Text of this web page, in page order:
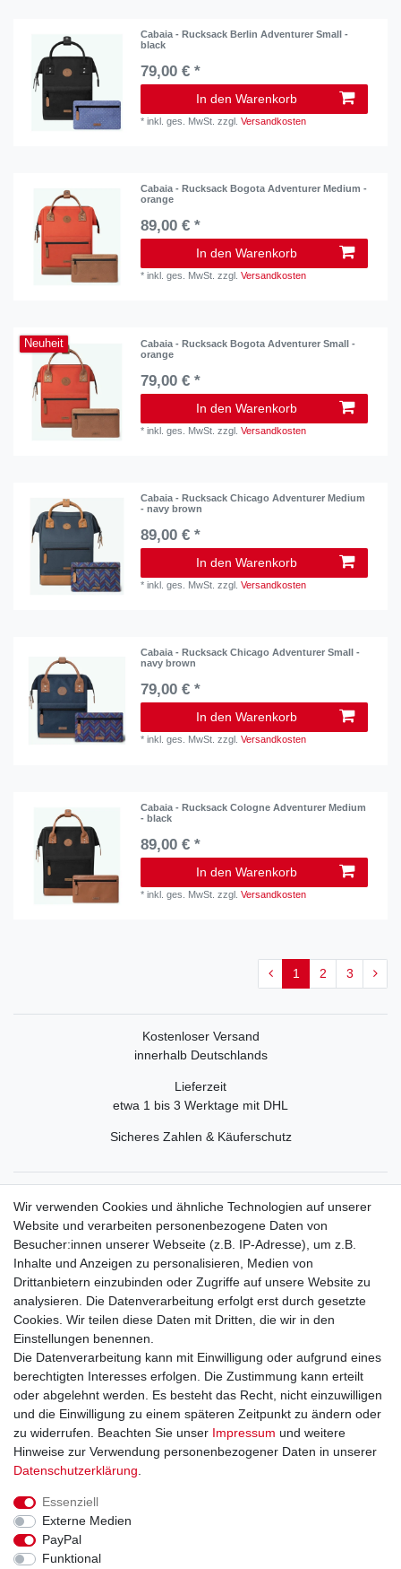
Cabaia - Rucksack Berlin Adventurer Small -
black
79,00 € *
In den Warenkorb
*inkl. ges. MwSt. zzgl.Versandkosten
Cabaia - Rucksack Bogota Adventurer Medium -
orange
89,00 € *
In den Warenkorb
*inkl. ges. MwSt. zzgl.Versandkosten
Neuheit
Cabaia - Rucksack Bogota Adventurer Small -
orange
79,00 € *
In den Warenkorb
*inkl. ges. MwSt. zzgl.Versandkosten
Cabaia - Rucksack Chicago Adventurer Medium
- navy brown
89,00 € *
In den Warenkorb
*inkl. ges. MwSt. zzgl.Versandkosten
Cabaia - Rucksack Chicago Adventurer Small -
navy brown
79,00 € *
In den Warenkorb
*inkl. ges. MwSt. zzgl.Versandkosten
Cabaia - Rucksack Cologne Adventurer Medium
- black
89,00 € *
In den Warenkorb
*inkl. ges. MwSt. zzgl.Versandkosten
1 2 3
Kostenloser Versand
innerhalb Deutschlands
Lieferzeit
etwa 1 bis 3 Werktage mit DHL
Sicheres Zahlen & Käuferschutz
Rechtliche Informationen
Widerrufsrecht
Widerrufsformular
Datenschutzerklärung
AGB
Impressum
Vertrag widerrufen Kontakt
Zahlungsarten
Kreditkarte
Lastschrift
Apple Pay
Google Pay
Wir verwenden Cookies und ähnliche Technologien auf unserer
Website und verarbeiten personenbezogene Daten von
Besucher:innen unserer Webseite (z.B. IP-Adresse), um z.B.
Inhalte und Anzeigen zu personalisieren, Medien von
Drittanbietern einzubinden oder Zugriffe auf unsere Website zu
analysieren. Die Datenverarbeitung erfolgt erst durch gesetzte
Cookies. Wir teilen diese Daten mit Dritten, die wir in den
Einstellungen benennen.
Die Datenverarbeitung kann mit Einwilligung oder aufgrund eines
berechtigten Interesses erfolgen. Die Zustimmung kann erteilt
oder abgelehnt werden. Es besteht das Recht, nicht einzuwilligen
und die Einwilligung zu einem späteren Zeitpunkt zu ändern oder
zu widerrufen. Beachten Sie unser Impressum und weitere
Hinweise zur Verwendung personenbezogener Daten in unserer
Daten­schutz­erklärung
Essenziell
Externe Medien
PayPal
Funktional